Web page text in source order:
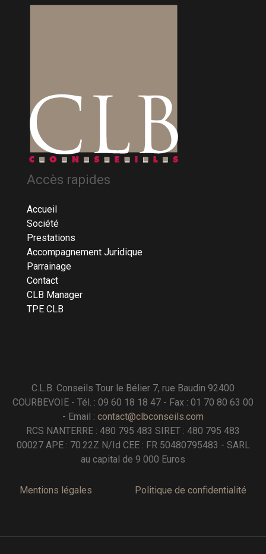
Accès rapides
Accueil
Société
Prestations
Accompagnement Juridique
Parrainage
Contact
CLB Manager
TPE CLB
C.L.B. Conseils Tour le Bélier 7, rue Baudin 92400
COURBEVOIE - Tél. : 09 60 18 18 47 - Fax : 01 70 80 63 00
- Email : contact@clbconseils.com
RCS NANTERRE : 480 795 483 SIRET : 480 795 483
00027 APE : 70.22Z N/Id CEE : FR 50480795483 - SARL
au capital de 9 000 Euros
Mentions légales Politique de confidentialité